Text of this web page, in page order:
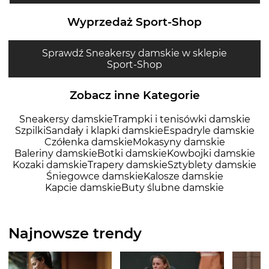
Wyprzedaż Sport-Shop
Sprawdź Sneakersy damskie w sklepie
Sport-Shop
Zobacz inne Kategorie
Sneakersy damskieTrampki i tenisówki damskie
SzpilkiSandały i klapki damskie Espadryle damskie
Czółenka damskie Mokasyny damskie
Baleriny damskie Botki damskie Kowbojki damskie
Kozaki damskieTrapery damskieSztyblety damskie
Śniegowce damskie Kalosze damskie
Kapcie damskie Buty ślubne damskie
Najnowsze trendy